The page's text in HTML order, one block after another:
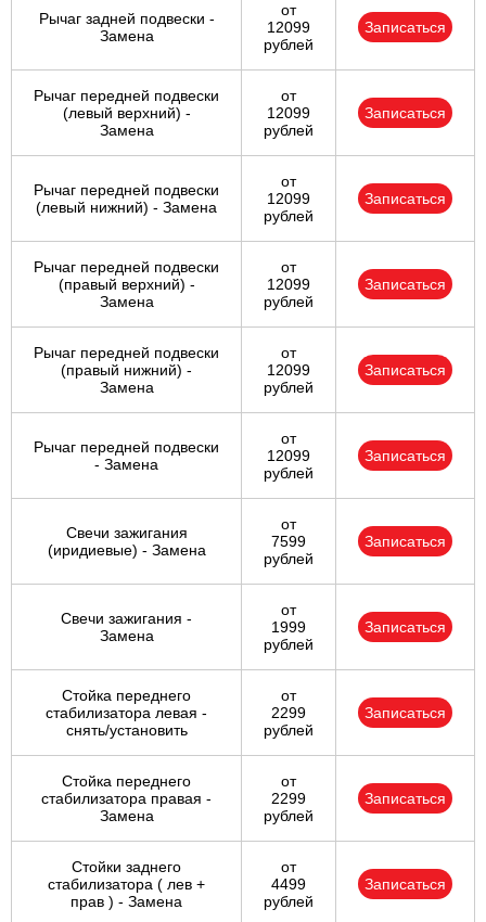
Рычаг задней подвески -
Замена
от
12099
рублей
Записаться
Рычаг передней подвески
(левый верхний) -
Замена
от
12099
рублей
Записаться
Рычаг передней подвески
(левый нижний) - Замена
от
12099
рублей
Записаться
Рычаг передней подвески
(правый верхний) -
Замена
от
12099
рублей
Записаться
Рычаг передней подвески
(правый нижний) -
Замена
от
12099
рублей
Записаться
Рычаг передней подвески
- Замена
от
12099
рублей
Записаться
Свечи зажигания
(иридиевые) - Замена
от
7599
рублей
Записаться
Свечи зажигания -
Замена
от
1999
рублей
Записаться
Стойка переднего
стабилизатора левая -
снять/установить
от
2299
рублей
Записаться
Стойка переднего
стабилизатора правая -
Замена
от
2299
рублей
Записаться
Стойки заднего
стабилизатора ( лев +
прав ) - Замена
от
4499
рублей
Записаться